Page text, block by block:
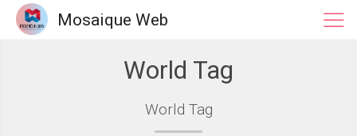
Mosaique Web
World Tag
World Tag